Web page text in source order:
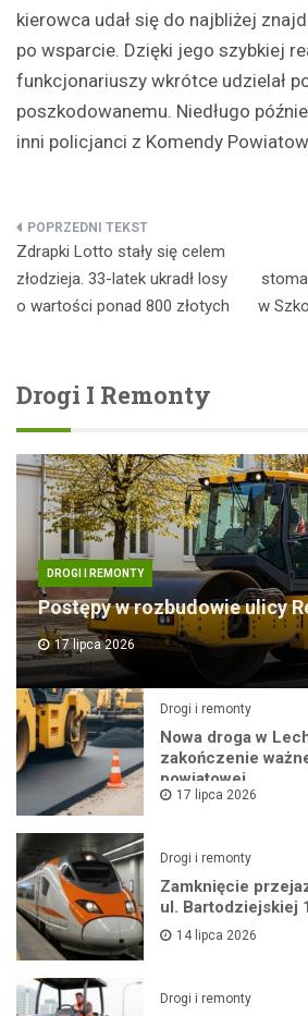
kierowca udał się do najbliżej
po wsparcie. Dzięki jego szybkiej
funkcjonariuszy wkrótce udzielał
poszkodowanemu. Niedługo
inni policjanci z Komendy
Nawigacja
wpisu
Zdrapki Lotto stały się celem
złodzieja. 33-latek ukradł losy
o wartości ponad 800 złotych
w
Drogi I Remonty
DROGI I REMONTY
Postępy w rozbudowie ulicy
17 lipca 2026
Drogi i remonty
Nowa droga w
zakończenie
powiatowej
17 lipca 2026
Drogi i remonty
Zamknięcie
ul. Bartodziejskiej
14 lipca 2026
Drogi i remonty